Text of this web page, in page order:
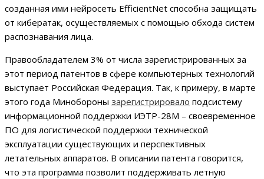
созданная ими нейросеть EfficientNet способна защищать
от кибератак, осуществляемых с помощью обхода систем
распознавания лица.
Правообладателем 3% от числа зарегистрированных за
этот период патентов в сфере компьютерных технологий
выступает Российская Федерация. Так, к примеру, в марте
этого года Минобороны зарегистрировало подсистему
информационной поддержки ИЭТР-28М – своевременное
ПО для логистической поддержки технической
эксплуатации существующих и перспективных
летательных аппаратов. В описании патента говорится,
что эта программа позволит поддерживать летную